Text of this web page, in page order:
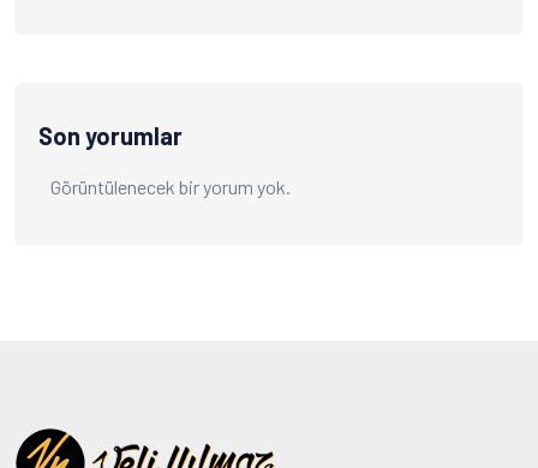
Son yorumlar
Görüntülenecek bir yorum yok.